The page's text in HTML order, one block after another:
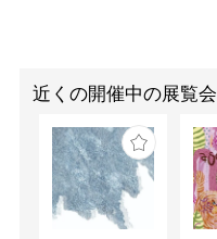
近くの開催中の展覧会